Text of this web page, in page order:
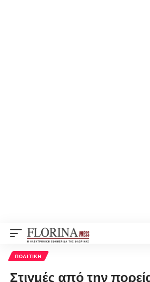
ΠΟΛΙΤΙΚΉ
Στιγμές από την